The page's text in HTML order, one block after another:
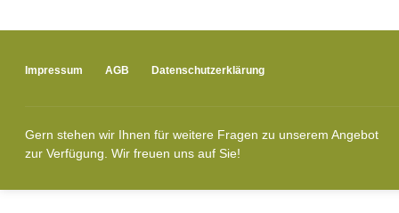
Impressum AGB Datenschutzerklärung
Gern stehen wir Ihnen für weitere Fragen zu unserem Angebot
zur Verfügung. Wir freuen uns auf Sie!